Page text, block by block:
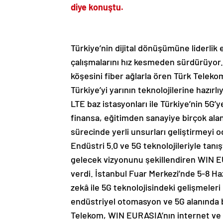
diye konuştu.
Türkiye’nin dijital dönüşümüne liderlik
çalışmalarını hız kesmeden
köşesini fiber ağlarla ören Türk
Türkiye’yi yarının teknolojilerine
LTE baz istasyonları ile Türkiye’nin
finansa, eğitimden sanayiye birçok
sürecinde yerli unsurları geliştirmeyi
Endüstri 5.0 ve 5G teknolojileriyle
gelecek vizyonunu şekillendiren WIN
verdi. İstanbul Fuar Merkezi’nde 5-8
zekâ ile 5G teknolojisindeki
endüstriyel otomasyon ve 5G
Telekom, WIN EURASIA’nın internet ve